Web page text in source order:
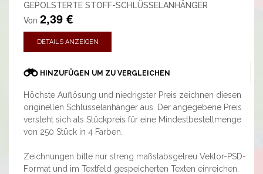
GEPOLSTERTE STOFF-SCHLÜSSELANHÄNGER
Von 2,39 €
DETAILS ANZEIGEN
HINZUFÜGEN UM ZU VERGLEICHEN
Höchste Auflösung und niedrigster Preis zeichnen diesen
originellen Schlüsselanhänger aus. Der angegebene Preis
versteht sich als Stückpreis für eine Mindestbestellmenge
von 250 Stück in 4 Farben.
Zeichnungen bitte nur streng maßstabsgetreu Vektor-PSD-
Format und im Textfeld gespeicherten Texten einreichen.